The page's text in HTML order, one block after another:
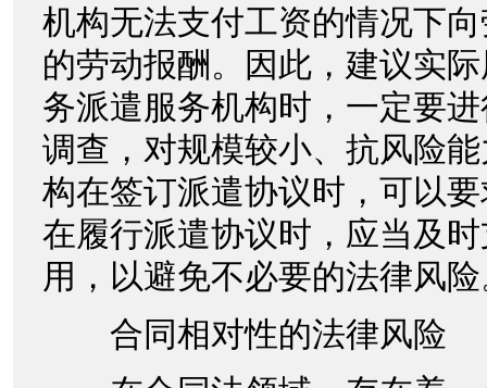
机构无法支付工资的情况下
的劳动报酬。因此，建议实
务派遣服务机构时，一定要
调查，对规模较小、抗风险
构在签订派遣协议时，可以
在履行派遣协议时，应当及
用，以避免不必要的法律风
合同相对性的法律风险